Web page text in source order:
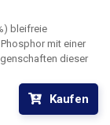
bleifreie
mit einer
dieser
Mischung mit dem
in den Lötwellen
Bildung von
Kaufen